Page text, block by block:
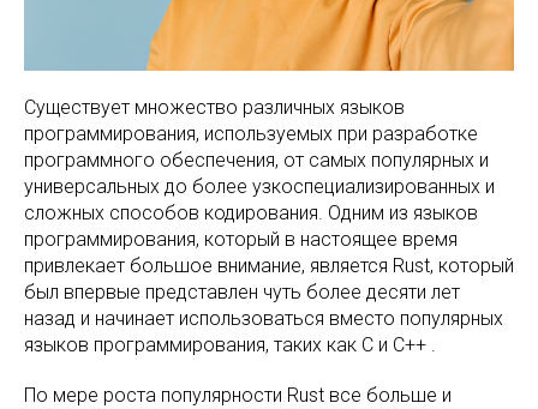
Существует множество различных языков
программирования, используемых при разработке
программного обеспечения, от самых популярных и
универсальных до более узкоспециализированных и
сложных способов кодирования. Одним из языков
программирования, который в настоящее время
привлекает большое внимание, является Rust, который
был впервые представлен чуть более десяти лет
назад и начинает использоваться вместо популярных
языков программирования, таких как C и C++ .
По мере роста популярности Rust все больше и